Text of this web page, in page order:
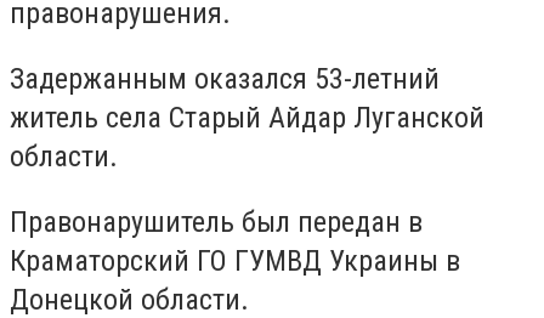
правонарушения.
Задержанным оказался 53-летний
житель села Старый Айдар Луганской
области.
Правонарушитель был передан в
Краматорский ГО ГУМВД Украины в
Донецкой области.